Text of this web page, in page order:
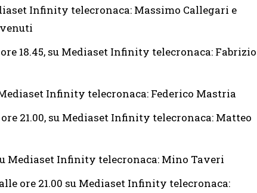
Infinity telecronaca: Massimo Callegari e
18.45, su Mediaset Infinity telecronaca: Fabrizio
Infinity telecronaca: Federico Mastria
21.00, su Mediaset Infinity telecronaca: Matteo
Mediaset Infinity telecronaca: Mino Taveri
ore 21.00 su Mediaset Infinity telecronaca: